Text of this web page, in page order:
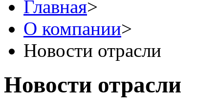
Главная>
О компании>
Новости отрасли
Новости отрасли